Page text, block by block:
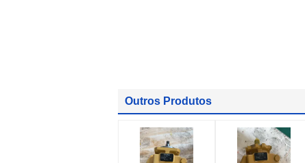
Outros Produtos